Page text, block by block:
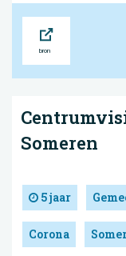
Someren
5 jaar
Corona